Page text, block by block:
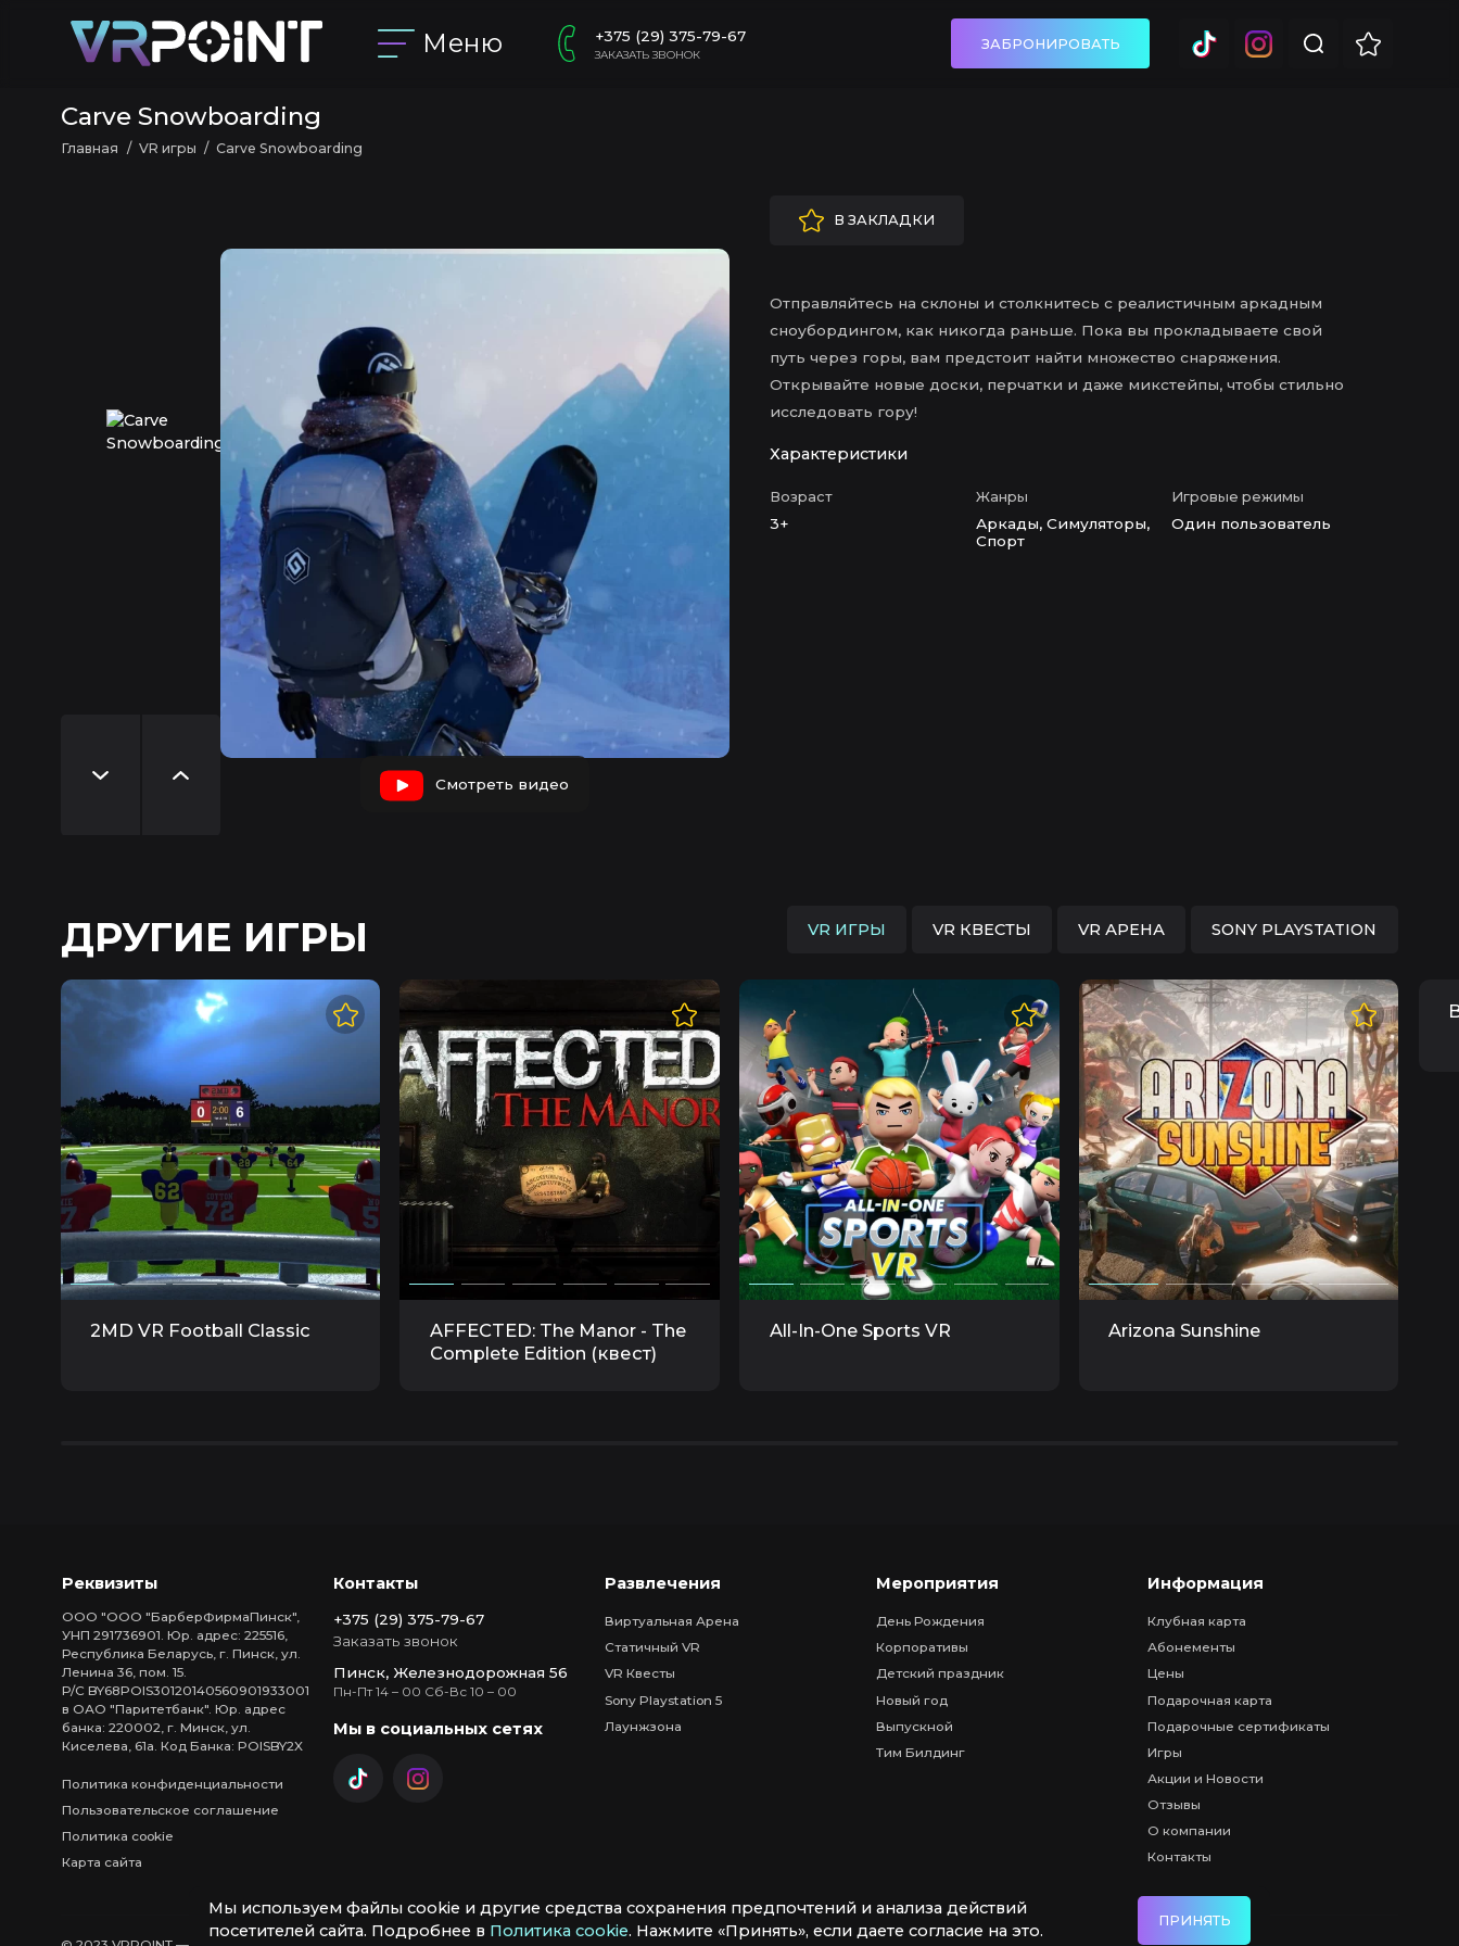
Меню +375 (29) 375-79-67
ЗАКАЗАТЬ ЗВОНОК
ЗАБРОНИРОВАТЬ
Carve Snowboarding
Главная VR игры Carve Snowboarding
Смотреть видео
В ЗАКЛАДКИ
Характеристики
Возраст
3+
Жанры
Аркады, Симуляторы,
Спорт
Игровые режимы
Один пользователь
Отправляйтесь на склоны и столкнитесь с реалистичным аркадным
сноубордингом, как никогда раньше. Пока вы прокладываете свой
путь через горы, вам предстоит найти множество снаряжения.
Открывайте новые доски, перчатки и даже микстейпы, чтобы стильно
исследовать гору!
ДРУГИЕ ИГРЫ VR ИГРЫ VR КВЕСТЫ VR АРЕНА SONY PLAYSTATION
2MD VR Football Classic
AFFECTED: The Manor - The
Complete Edition (квест)
All-In-One Sports VR Arizona Sunshine
Мы используем файлы cookie и другие средства сохранения предпочтений и анализа действий
посетителей сайта. Подробнее в Политика cookie. Нажмите «Принять», если даете согласие на это.
ПРИНЯТЬ
Реквизиты
ООО "ООО "БарберФирмаПинск",
УНП 291736901. Юр. адрес: 225516,
Республика Беларусь, г. Пинск, ул.
Ленина 36, пом. 15.
Р/С BY68POIS30120140560901933001
в ОАО "Паритетбанк". Юр. адрес
банка: 220002, г. Минск, ул.
Киселева, 61а. Код Банка: POISBY2X
Политика конфиденциальности
Пользовательское соглашение
Политика cookie
Карта сайта
Контакты
+375 (29) 375-79-67
Заказать звонок
Пинск, Железнодорожная 56
Пн-Пт 14 – 00 Сб-Вс 10 – 00
Мы в социальных сетях
Развлечения
Виртуальная Арена
Статичный VR
VR Квесты
Sony Playstation 5
Лаунжзона
Мероприятия
День Рождения
Корпоративы
Детский праздник
Новый год
Выпускной
Тим Билдинг
Информация
Клубная карта
Абонементы
Цены
Подарочная карта
Подарочные сертификаты
Игры
Акции и Новости
Отзывы
О компании
Контакты